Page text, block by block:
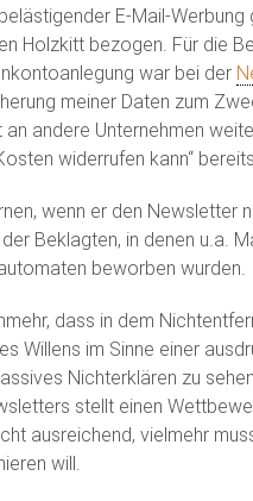
E-Mail-
Holzkitt bezogen. Für die
war bei der
meiner Daten zum
andere Unternehmen
widerrufen kann“
wenn er den
Beklagten, in denen u.a.
beworben wurden.
dass in dem
Willens im Sinne einer
Nichterklären zu
stellt einen
ausreichend, vielmehr
will.